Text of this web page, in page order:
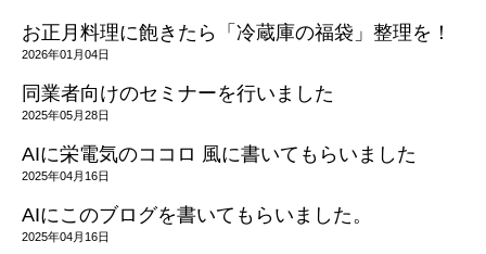
お正月料理に飽きたら「冷蔵庫の福袋」整理を！
2026年01月04日
同業者向けのセミナーを行いました
2025年05月28日
AIに栄電気のココロ 風に書いてもらいました
2025年04月16日
AIにこのブログを書いてもらいました。
2025年04月16日